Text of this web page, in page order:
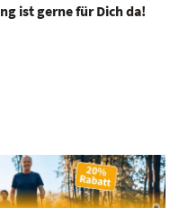
ist gerne für Dich da!